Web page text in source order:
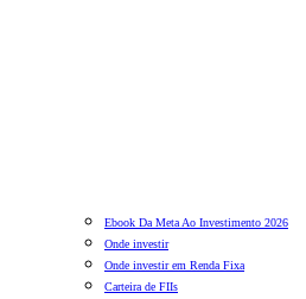
Ebook Da Meta Ao Investimento 2026
Onde investir
Onde investir em Renda Fixa
Carteira de FIIs